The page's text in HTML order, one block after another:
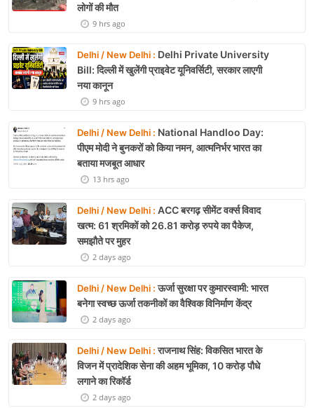
लोगों की मौत
9 hrs ago
Delhi / New Delhi : Delhi Private University
Bill: दिल्ली में खुलेंगी प्राइवेट यूनिवर्सिटी, सरकार लाएगी
नया कानून
9 hrs ago
Delhi / New Delhi : National Handloo Day:
पीएम मोदी ने बुनकरों को किया नमन, आत्मनिर्भर भारत का
बताया मजबूत आधार
13 hrs ago
Delhi / New Delhi : ACC बरगढ़ सीमेंट वर्क्स विवाद
खत्म: 61 श्रमिकों को 26.81 करोड़ रुपये का पैकेज,
समझौते पर मुहर
2 days ago
Delhi / New Delhi :ऊर्जा सुरक्षा पर कुमारस्वामी: भारत
बनेगा स्वच्छ ऊर्जा तकनीकों का वैश्विक विनिर्माण केंद्र
2 days ago
Delhi / New Delhi :राजनाथ सिंह: विकसित भारत के
विजन में प्रादेशिक सेना की अहम भूमिका, 10 करोड़ पौधे
लगाने का रिकॉर्ड
2 days ago